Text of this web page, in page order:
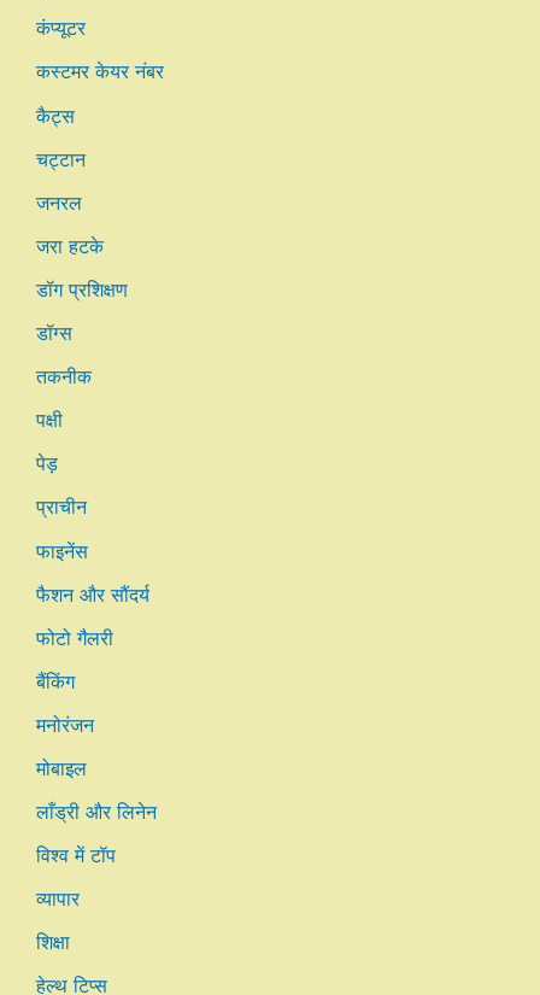
कंप्यूटर
कस्टमर केयर नंबर
कैट्स
चट्टान
जनरल
जरा हटके
डॉग प्रशिक्षण
डॉग्स
तकनीक
पक्षी
पेड़
प्राचीन
फाइनेंस
फैशन और सौंदर्य
फोटो गैलरी
बैंकिंग
मनोरंजन
मोबाइल
लाँड्री और लिनेन
विश्व में टॉप
व्यापार
शिक्षा
हेल्थ टिप्स